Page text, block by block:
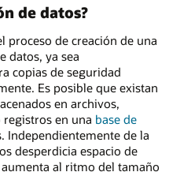
de datos?
proceso de creación de una
datos, ya sea
copias de seguridad
Es posible que existan
en archivos,
en una base de
Independientemente de la
desperdicia espacio de
al ritmo del tamaño